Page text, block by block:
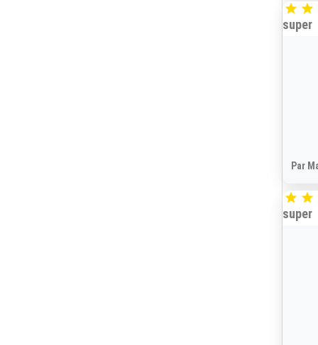
 
super
Par
 
super